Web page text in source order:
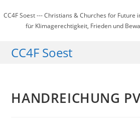
Inhalt
springen
CC4F Soest --- Christians & Churches for Future
für Klimagerechtigkeit, Frieden und
CC4F Soest
HANDREICHUNG